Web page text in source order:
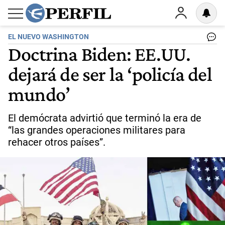
EL NUEVO WASHINGTON
Doctrina Biden: EE.UU.
dejará de ser la ‘policía del
mundo’
El demócrata advirtió que terminó la era de
“las grandes operaciones militares para
rehacer otros países”.